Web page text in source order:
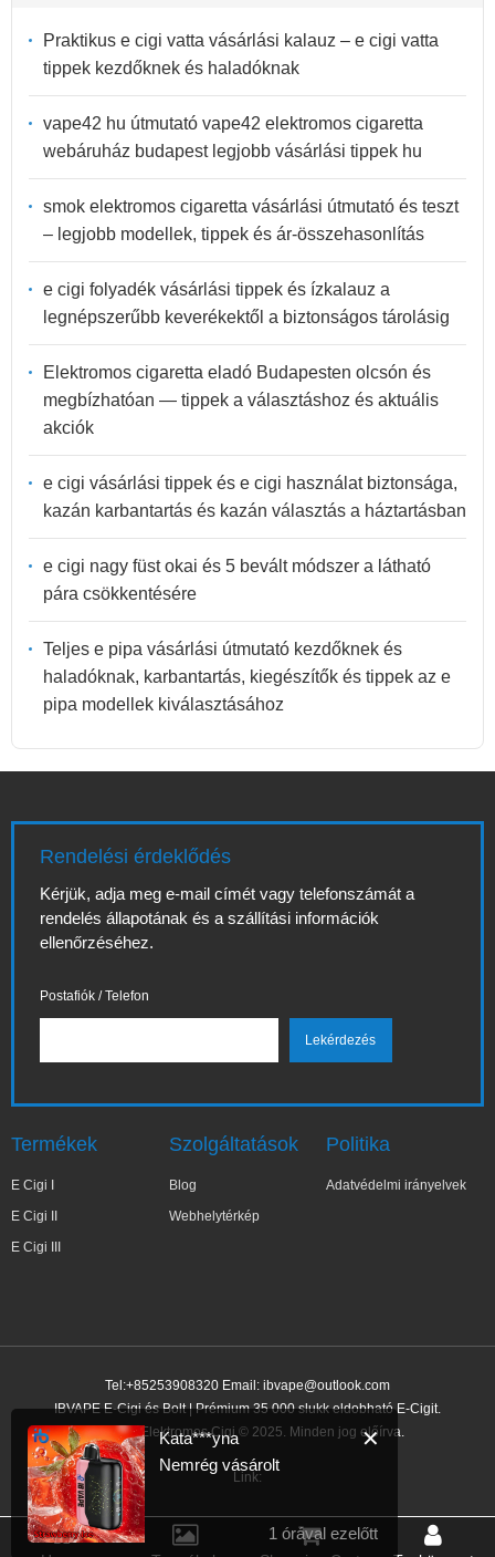
Praktikus e cigi vatta vásárlási kalauz – e cigi vatta
tippek kezdőknek és haladóknak
vape42 hu útmutató vape42 elektromos cigaretta
webáruház budapest legjobb vásárlási tippek hu
smok elektromos cigaretta vásárlási útmutató és teszt
– legjobb modellek, tippek és ár-összehasonlítás
e cigi folyadék vásárlási tippek és ízkalauz a
legnépszerűbb keverékektől a biztonságos tárolásig
Elektromos cigaretta eladó Budapesten olcsón és
megbízhatóan — tippek a választáshoz és aktuális
akciók
e cigi vásárlási tippek és e cigi használat biztonsága,
kazán karbantartás és kazán választás a háztartásban
e cigi nagy füst okai és 5 bevált módszer a látható
pára csökkentésére
Teljes e pipa vásárlási útmutató kezdőknek és
haladóknak, karbantartás, kiegészítők és tippek az e
pipa modellek kiválasztásához
Rendelési érdeklődés
Kérjük, adja meg e-mail címét vagy telefonszámát a
rendelés állapotának és a szállítási információk
ellenőrzéséhez.
Postafiók / Telefon
Termékek
E Cigi I
E Cigi II
E Cigi III
Szolgáltatások
Blog
Webhelytérkép
Politika
Adatvédelmi irányelvek
Tel:+85253908320 Email: ibvape@outlook.com
IBVAPE E-Cigi és Bolt | Prémium 35 000 slukk eldobható E-Cigit.
IBVAPE Elektromos Cigi © 2025. Minden jog előírva.
Link:
✕
Kata***yna
Nemrég vásárolt
1 órával ezelőtt